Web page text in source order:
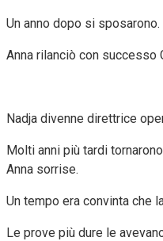
Un anno dopo si
Anna rilanciò con
Nadja divenne direttrice
Molti anni più tardi
Anna sorrise.
Un tempo era convinta che
Le prove più dure le